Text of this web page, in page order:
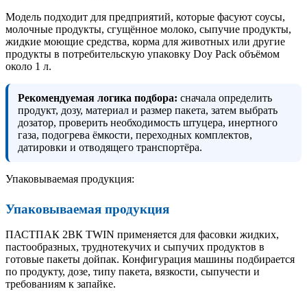
Модель подходит для предприятий, которые фасуют соусы,
молочные продукты, сгущённое молоко, сыпучие продукты,
жидкие моющие средства, корма для животных или другие
продукты в потребительскую упаковку Doy Pack объёмом
около 1 л.
Рекомендуемая логика подбора: сначала определить
продукт, дозу, материал и размер пакета, затем выбрать
дозатор, проверить необходимость штуцера, инертного
газа, подогрева ёмкости, переходных комплектов,
датировки и отводящего транспортёра.
Упаковываемая продукция:
Упаковываемая продукция
ПАСТПАК 2ВК TWIN применяется для фасовки жидких,
пастообразных, труднотекучих и сыпучих продуктов в
готовые пакеты дойпак. Конфигурация машины подбирается
по продукту, дозе, типу пакета, вязкости, сыпучести и
требованиям к запайке.